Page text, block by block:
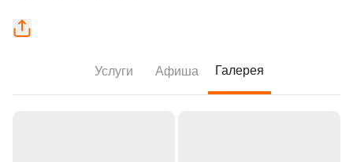
Услуги Афиша Галерея